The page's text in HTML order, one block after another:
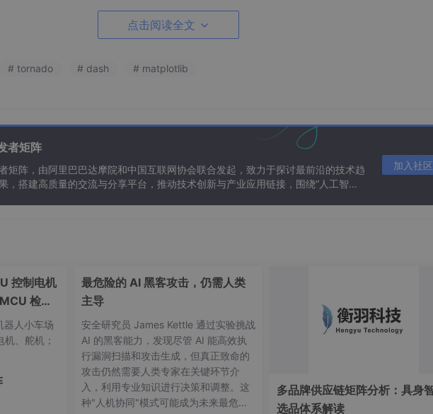
一些型号具有内置的FIFO缓冲区，用于存储测量数据，以减少对主处理器的数据请
至3.6V的工作电压范围内工作。
点击阅读全文
# tornado # dash # matplotlib
者矩阵
矩阵，由阿里巴巴达摩院和中国互联网协会联合发起，致力于探讨最前沿的技术趋
，搭建高质量的交流与分享平台，推动技术创新与产业应用链接，围绕“人工智能
加入社区
控制电机
检测
方法。
器人小车场
、舵机；
最危险的 AI 黑客攻击，仍需人类
主导
安全研究员 James Kettle 通过实验挑战
AI 的黑客能力，发现尽管 AI 能高效执
行漏洞扫描和攻击生成，但真正致命的
攻击仍然需要人类专家在关键环节介
入，利用专业知识进行决策和调整。这
种"人机协同"模式可能成为未来最危险
多品牌供应链矩阵分析：具身
选品体系解读